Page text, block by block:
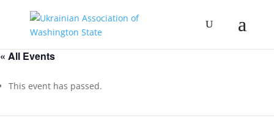
« All Events
This event has passed.